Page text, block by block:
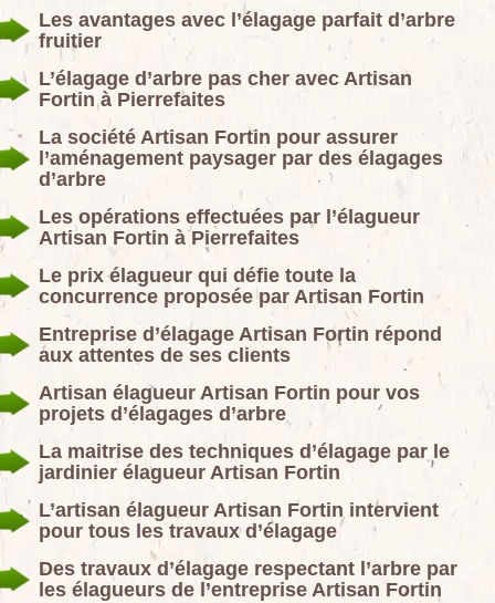
Les avantages avec l’élagage parfait d’arbre
fruitier
L’élagage d’arbre pas cher avec Artisan
Fortin à Pierrefaites
La société Artisan Fortin pour assurer
l’aménagement paysager par des élagages
d’arbre
Les opérations effectuées par l’élagueur
Artisan Fortin à Pierrefaites
Le prix élagueur qui défie toute la
concurrence proposée par Artisan Fortin
Entreprise d’élagage Artisan Fortin répond
aux attentes de ses clients
Artisan élagueur Artisan Fortin pour vos
projets d’élagages d’arbre
La maitrise des techniques d’élagage par le
jardinier élagueur Artisan Fortin
L’artisan élagueur Artisan Fortin intervient
pour tous les travaux d’élagage
Des travaux d’élagage respectant l’arbre par
les élagueurs de l’entreprise Artisan Fortin